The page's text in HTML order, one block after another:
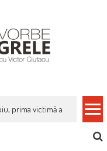
prima victimă a noi